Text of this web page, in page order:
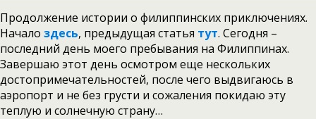
Продолжение истории о филиппинских приключениях.
Начало здесь, предыдущая статья тут. Сегодня –
последний день моего пребывания на Филиппинах.
Завершаю этот день осмотром еще нескольких
достопримечательностей, после чего выдвигаюсь в
аэропорт и не без грусти и сожаления покидаю эту
теплую и солнечную страну…